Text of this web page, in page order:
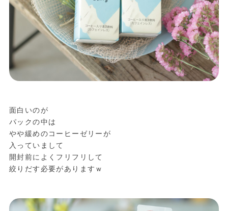
面白いのが
パックの中は
やや緩めのコーヒーゼリーが
入っていまして
開封前によくフリフリして
絞りだす必要がありますｗ